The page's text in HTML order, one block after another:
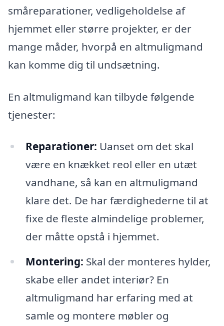
småreparationer, vedligeholdelse af
hjemmet eller større projekter, er der
mange måder, hvorpå en altmuligmand
kan komme dig til undsætning.
En altmuligmand kan tilbyde følgende
tjenester:
Reparationer: Uanset om det skal
være en knækket reol eller en utæt
vandhane, så kan en altmuligmand
klare det. De har færdighederne til at
fixe de fleste almindelige problemer,
der måtte opstå i hjemmet.
Montering: Skal der monteres hylder,
skabe eller andet interiør? En
altmuligmand har erfaring med at
samle og montere møbler og